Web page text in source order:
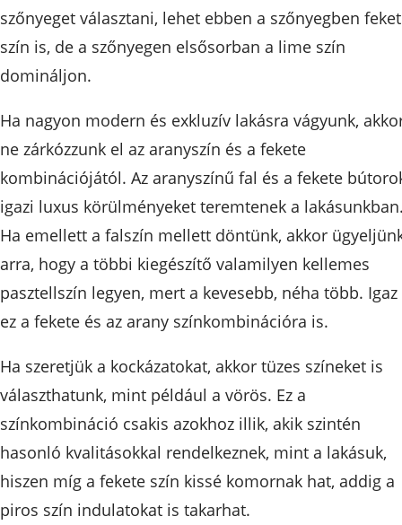
szőnyeget választani, lehet ebben a szőnyegben
szín is, de a szőnyegen elsősorban a lime szín
domináljon.
Ha nagyon modern és exkluzív lakásra vágyunk,
ne zárkózzunk el az aranyszín és a fekete
kombinációjától. Az aranyszínű fal és a fekete
igazi luxus körülményeket teremtenek a
Ha emellett a falszín mellett döntünk, akkor
arra, hogy a többi kiegészítő valamilyen kellemes
pasztellszín legyen, mert a kevesebb, néha több. Igaz
ez a fekete és az arany színkombinációra is.
Ha szeretjük a kockázatokat, akkor tüzes színeket is
választhatunk, mint például a vörös. Ez a
színkombináció csakis azokhoz illik, akik szintén
hasonló kvalitásokkal rendelkeznek, mint a lakásuk,
hiszen míg a fekete szín kissé komornak hat, addig a
piros szín indulatokat is takarhat.